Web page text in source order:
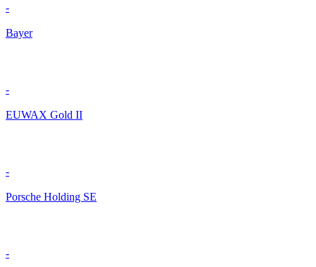
-
Bayer
-
EUWAX Gold II
-
Porsche Holding SE
-